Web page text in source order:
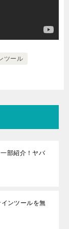
ツール
部紹介！ヤバ
インツールを無